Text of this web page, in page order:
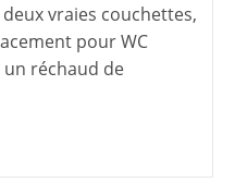
vraies couchettes,
pour WC
réchaud de